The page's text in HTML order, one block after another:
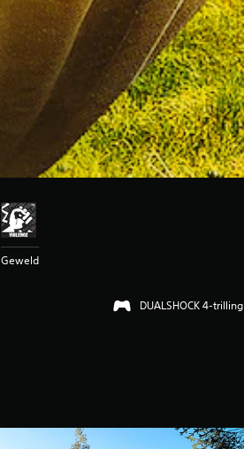
Geweld
DUALSHOCK 4-trilling